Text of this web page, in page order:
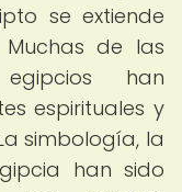
se extiende
de las
han
espirituales y
simbología, la
han sido